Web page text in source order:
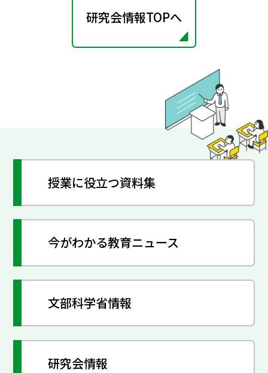
研究会情報TOPへ
授業に役立つ資料集
今がわかる教育ニュース
文部科学省情報
研究会情報